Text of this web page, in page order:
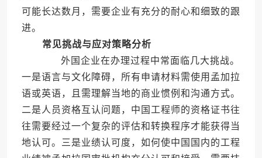
可能长达数月，需要企业有充分的耐心和细致的跟
进。
常见挑战与应对策略分析
外国企业在办理过程中常面临几大挑战。
一是语言与文化障碍，所有申请材料需使用孟加拉
语或英语，且需理解当地的商业惯例和沟通方式。
二是人员资格互认问题，中国工程师的资格证书往
往需要经过一个复杂的评估和转换程序才能获得当
地认可。三是业绩认可度，如何使中国国内的工程